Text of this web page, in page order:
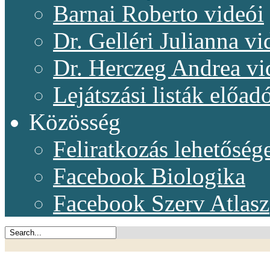
Barnai Roberto videói
Dr. Gelléri Julianna
Dr. Herczeg Andrea
Lejátszási listák
Közösség
Feliratkozás
Facebook Biologika
Facebook Szerv Atlasz